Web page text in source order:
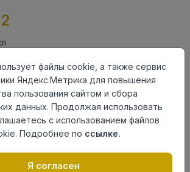
градусов
It
файлы cookie, а также сервис
Яндекс.Метрика для повышения
пользования сайтом и сбора
данных. Продолжая использовать
с использованием файлов
Подробнее по ссылке.
Я согласен